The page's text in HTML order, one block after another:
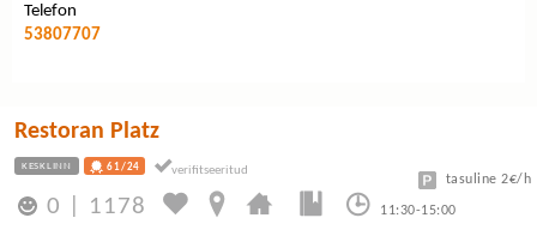
Telefon
53807707
Restoran Platz
KESKLINN 61/24
0 1178 11:30-15:00
tasuline 2€/h